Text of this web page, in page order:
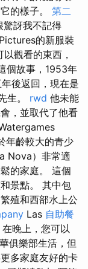
的樣子。 第二
驚訝我不記得
的新服裝
觀看的東西，
個故事，1953年
後返回，現在是
生。 rwd 他未能
，並取代了他看
年齡較大的青少
Nova）非常適
的家庭。 這個
景點。 其中包
殖和西部水上公
Las 自助餐
晚上，您可以
俱樂部生活，但
多家庭友好的卡